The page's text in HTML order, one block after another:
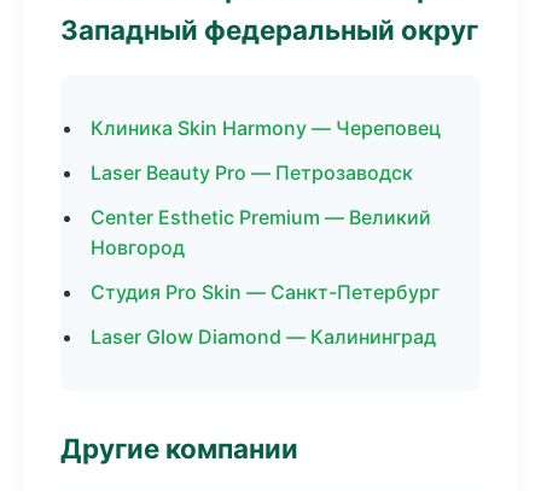
Западный федеральный округ
Клиника Skin Harmony — Череповец
Laser Beauty Pro — Петрозаводск
Center Esthetic Premium — Великий
Новгород
Студия Pro Skin — Санкт-Петербург
Laser Glow Diamond — Калининград
Другие компании